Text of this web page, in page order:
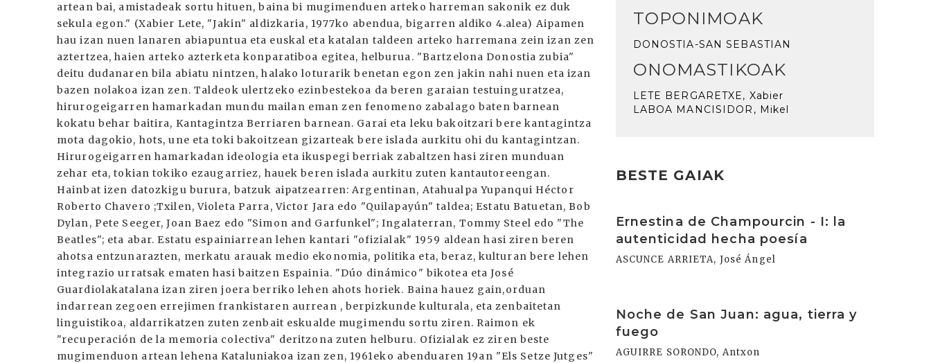
artean bai, amistadeak sortu hituen, baina bi mugimenduen arteko harreman sakonik ez duk
sekula egon." (Xabier Lete, "Jakin" aldizkaria, 1977ko abendua, bigarren aldiko 4.alea) Aipamen
hau izan nuen lanaren abiapuntua eta euskal eta katalan taldeen arteko harremana zein izan zen
aztertzea, haien arteko azterketa konparatiboa egitea, helburua. "Bartzelona Donostia zubia"
deitu dudanaren bila abiatu nintzen, halako loturarik benetan egon zen jakin nahi nuen eta izan
bazen nolakoa izan zen. Taldeok ulertzeko ezinbestekoa da beren garaian testuinguratzea,
hirurogeigarren hamarkadan mundu mailan eman zen fenomeno zabalago baten barnean
kokatu behar baitira, Kantagintza Berriaren barnean. Garai eta leku bakoitzari bere kantagintza
mota dagokio, hots, une eta toki bakoitzean gizarteak bere islada aurkitu ohi du kantagintzan.
Hirurogeigarren hamarkadan ideologia eta ikuspegi berriak zabaltzen hasi ziren munduan
zehar eta, tokian tokiko ezaugarriez, hauek beren islada aurkitu zuten kantautoreengan.
Hainbat izen datozkigu burura, batzuk aipatzearren: Argentinan, Atahualpa Yupanqui Héctor
Roberto Chavero ;Txilen, Violeta Parra, Victor Jara edo "Quilapayún" taldea; Estatu Batuetan, Bob
Dylan, Pete Seeger, Joan Baez edo "Simon and Garfunkel"; Ingalaterran, Tommy Steel edo "The
Beatles"; eta abar. Estatu espainiarrean lehen kantari "ofizialak" 1959 aldean hasi ziren beren
ahotsa entzunarazten, merkatu arauak medio ekonomia, politika eta, beraz, kulturan bere lehen
integrazio urratsak ematen hasi baitzen Espainia. "Dúo dinámico" bikotea eta José
Guardiolakatalana izan ziren joera berriko lehen ahots horiek. Baina hauez gain,orduan
indarrean zegoen errejimen frankistaren aurrean , berpizkunde kulturala, eta zenbaitetan
linguistikoa, aldarrikatzen zuten zenbait eskualde mugimendu sortu ziren. Raimon ek
"recuperación de la memoria colectiva" deritzona zuten helburu. Ofizialak ez ziren beste
mugimenduon artean lehena Kataluniakoa izan zen, 1961eko abenduaren 19an "Els Setze Jutges"
TOPONIMOAK
DONOSTIA-SAN SEBASTIAN
ONOMASTIKOAK
LETE BERGARETXE, Xabier
LABOA MANCISIDOR, Mikel
BESTE GAIAK
Ernestina de Champourcin - I: la
autenticidad hecha poesía
ASCUNCE ARRIETA, José Ángel
Noche de San Juan: agua, tierra y
fuego
AGUIRRE SORONDO, Antxon